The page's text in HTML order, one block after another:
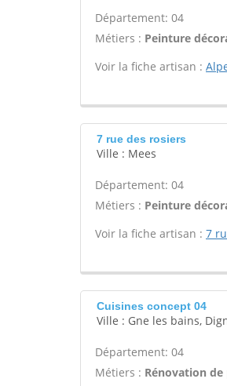
Département: 04
Métiers : Peinture
Voir la fiche artisan :
7 rue des rosiers
Ville : Mees
Département: 04
Métiers : Peinture
Voir la fiche artisan : 7
Cuisines concept 04
Ville : Gne les bains,
Département: 04
Métiers : Rénovation